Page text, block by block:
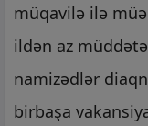
müqavilə ilə
ildən az
namizədlər
birbaşa